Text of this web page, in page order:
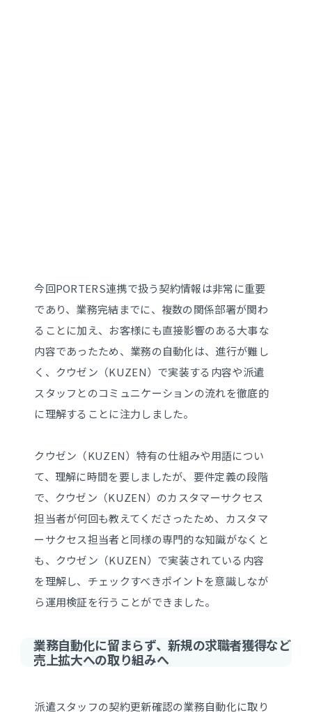
今回PORTERS連携で扱う契約情報は非常に重要
であり、業務完結までに、複数の関係部署が関わ
ることに加え、お客様にも直接影響のある大事な
内容であったため、業務の自動化は、進行が難し
く、クウゼン（KUZEN）で実装する内容や派遣
スタッフとのコミュニケーションの流れを徹底的
に理解することに注力しました。
クウゼン（KUZEN）特有の仕組みや用語につい
て、理解に時間を要しましたが、要件定義の段階
で、クウゼン（KUZEN）のカスタマーサクセス
担当者が何回も教えてくださったため、カスタマ
ーサクセス担当者と同様の専門的な知識がなくと
も、クウゼン（KUZEN）で実装されている内容
を理解し、チェックすべきポイントを意識しなが
ら運用検証を行うことができました。
業務自動化に留まらず、新規の求職者獲得など
売上拡大への取り組みへ
派遣スタッフの契約更新確認の業務自動化に取り